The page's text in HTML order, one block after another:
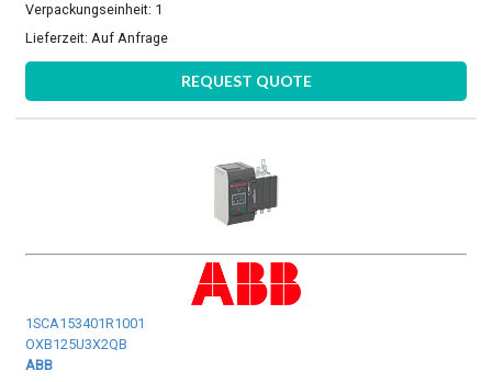
Verpackungseinheit: 1
Lieferzeit: Auf Anfrage
REQUEST QUOTE
1SCA153401R1001
OXB125U3X2QB
ABB